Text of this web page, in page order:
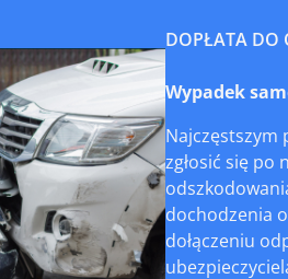
DOPŁATA DO
Wypadek
Najczęstszym
zgłosić się po
dochodzenia
dołączeniu